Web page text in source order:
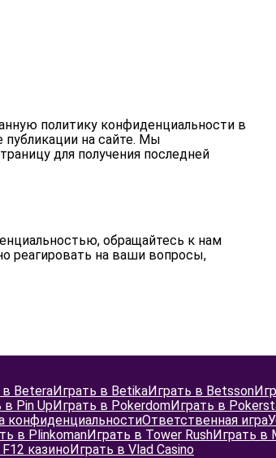
политику конфиденциальности в
на сайте. Мы
для получения последней
обращайтесь к нам
реагировать на ваши вопросы,
BeteraИграть в BetikaИграть в Betsson
в Pin UpИграть в PokerdomИграть в
конфиденциальностиОтветственная игра
в PlinkomanИграть в Tower RushИграть в
казиноИграть в Vlad Casino